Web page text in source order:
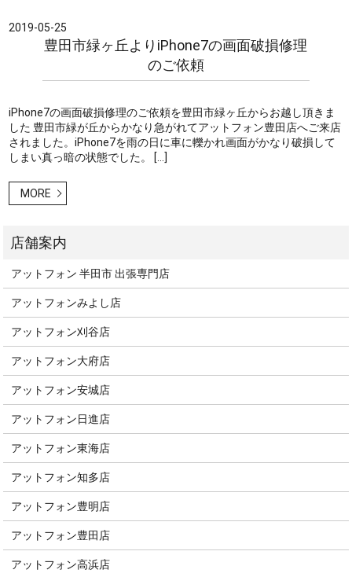
2019-05-25
豊田市緑ヶ丘よりiPhone7の画面破損修理
のご依頼
iPhone7の画面破損修理のご依頼を豊田市緑ヶ丘からお越し頂きま
した 豊田市緑が丘からかなり急がれてアットフォン豊田店へご来店
されました。iPhone7を雨の日に車に轢かれ画面がかなり破損して
しまい真っ暗の状態でした。 […]
MORE
アットフォン 半田市 出張専門店
アットフォンみよし店
アットフォン刈谷店
アットフォン大府店
アットフォン安城店
アットフォン日進店
アットフォン東海店
アットフォン知多店
アットフォン豊明店
アットフォン豊田店
アットフォン高浜店